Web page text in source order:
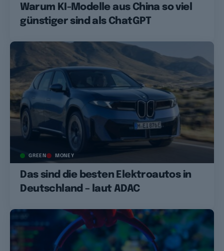
Warum KI-Modelle aus China so viel
günstiger sind als ChatGPT
GREEN MONEY
Das sind die besten Elektroautos in
Deutschland – laut ADAC